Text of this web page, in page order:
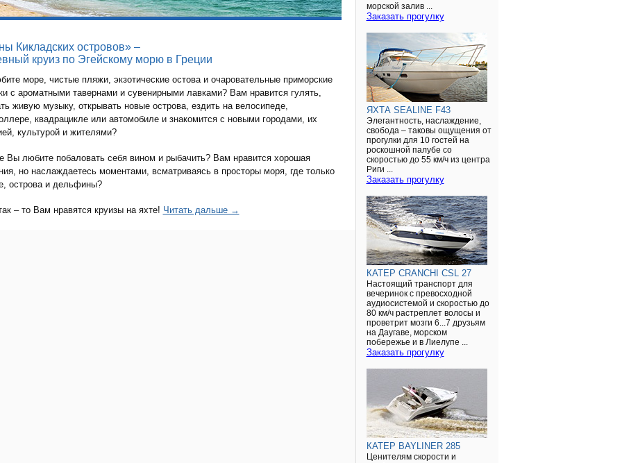
Кикладских островов» –
круиз по Эгейскому морю в Греции
море, чистые пляжи, экзотические остова и очаровательные приморские
с ароматными тавернами и сувенирными лавками? Вам нравится гулять,
живую музыку, открывать новые острова, ездить на велосипеде,
квадрацикле или автомобиле и знакомится с новыми городами, их
культурой и жителями?
Вы любите побаловать себя вином и рыбачить? Вам нравится хорошая
но наслаждаетесь моментами, всматриваясь в просторы моря, где только
острова и дельфины?
– то Вам нравятся круизы на яхте! Читать дальше →
морской залив ...
Заказать прогулку
ЯХТА SEALINE F43
Элегантность, наслаждение,
свобода – таковы ощущения от
прогулки для 10 гостей на
роскошной палубе со
скоростью до 55 км/ч из центра
Риги ...
Заказать прогулку
КАТЕР CRANCHI CSL 27
Настоящий транспорт для
вечеринок с превосходной
аудиосистемой и скоростью до
80 км/ч растреплет волосы и
проветрит мозги 6...7 друзьям
на Даугаве, морском
побережье и в Лиелупе ...
Заказать прогулку
КАТЕР BAYLINER 285
Ценителям скорости и